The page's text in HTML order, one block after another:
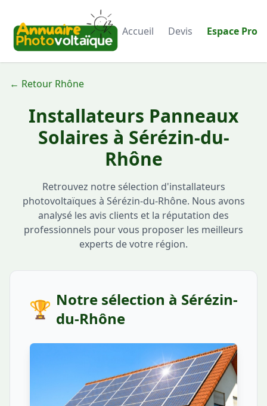
Accueil Devis Espace Pro
← Retour Rhône
Installateurs Panneaux
Solaires à Sérézin-du-
Rhône
Retrouvez notre sélection d'installateurs
photovoltaïques à Sérézin-du-Rhône. Nous avons
analysé les avis clients et la réputation des
professionnels pour vous proposer les meilleurs
experts de votre région.
🏆 Notre sélection à Sérézin-
du-Rhône